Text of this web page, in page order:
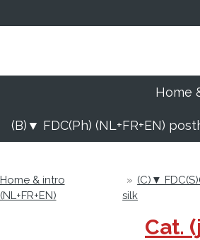
Home
(B)▼ FDC(Ph) (NL+FR+EN)
Home & intro
(NL+FR+EN)
» (C)▼
silk
Cat.